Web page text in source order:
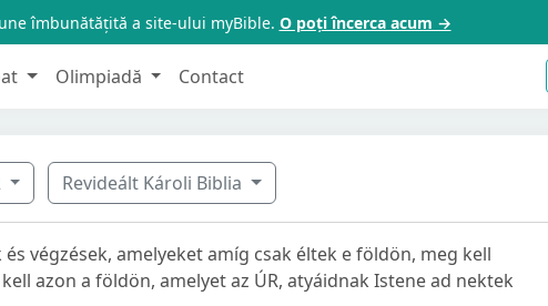
îmbunătățită a site-ului myBible. O poți încerca acum →
Olimpiadă Contact
Revideált Károli Biblia
és végzések, amelyeket amíg csak éltek e földön, meg kell
azon a földön, amelyet az ÚR, atyáidnak Istene ad nektek